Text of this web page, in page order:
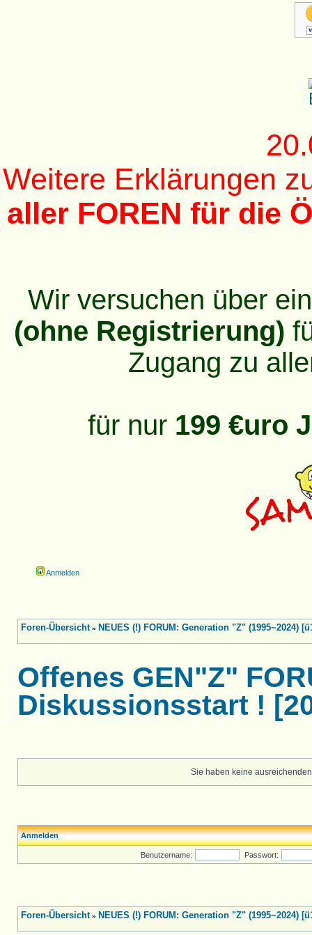
Weitere Erklärungen
aller FOREN für die
Wir versuchen über
(ohne Registrierung)
Zugang zu
für nur 199 €uro
Anmelden
Foren-Übersicht» NEUES (!) FORUM: Generation "Z" (1995~2024)
Offenes GEN"Z"
Diskussionsstart !
Sie haben keine
Anmelden
Benutzername: Passwort:
Foren-Übersicht» NEUES (!) FORUM: Generation "Z" (1995~2024)